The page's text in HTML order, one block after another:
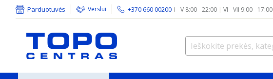
Parduotuvės Verslui +370 660 00200 I - V 8:00 - 22:00 | VI - VII 9:00 - 17:00